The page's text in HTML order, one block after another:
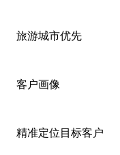
旅游城市优先
客户画像
精准定位目标客户